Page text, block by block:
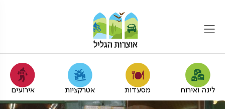
לינה ואירוח מסעדות אטרקציות אירועים